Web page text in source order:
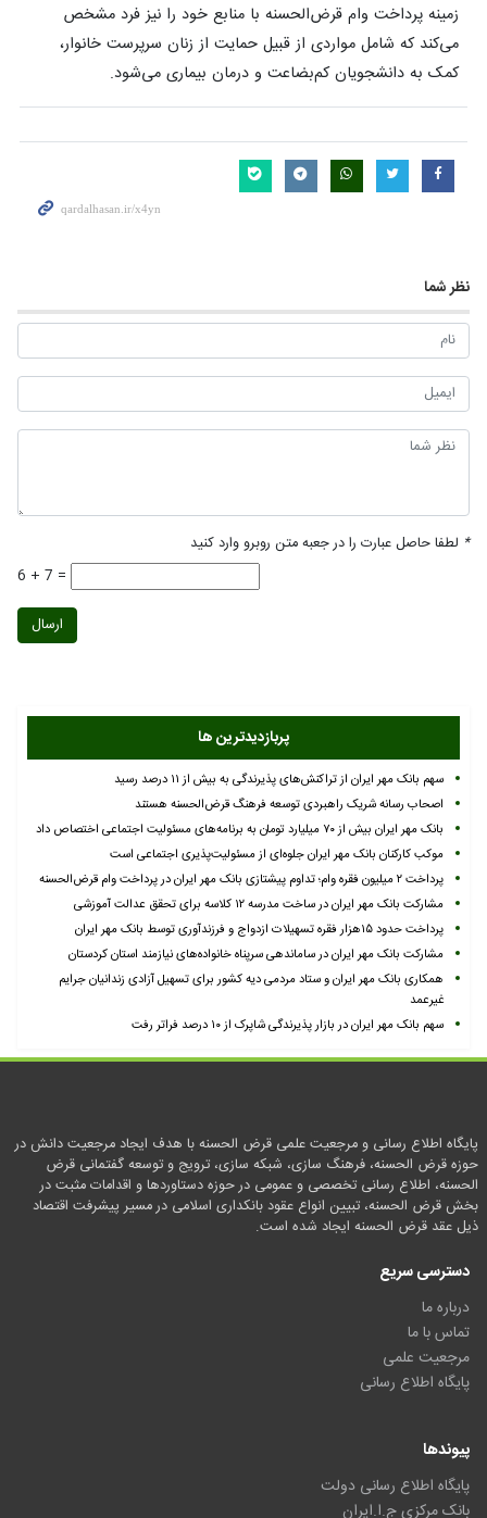
زمینه پرداخت وام قرض‌الحسنه با منابع خود را نیز فرد مشخص
می‌کند که شامل مواردی از قبیل حمایت از زنان سرپرست خانوار،
کمک به دانشجویان کم‌بضاعت و درمان بیماری می‌شود.
نظر شما
* لطفا حاصل عبارت را در جعبه متن روبرو وارد کنید
6 + 7 =
ارسال
پربازدیدترین ها
سهم بانک مهر ایران از تراکنش‌های پذیرندگی به بیش از ۱۱ درصد رسید
اصحاب رسانه شریک راهبردی توسعه فرهنگ قرض‌الحسنه هستند
بانک مهر ایران بیش از ۷۰ میلیارد تومان به برنامه‌های مسئولیت اجتماعی اختصاص داد
موکب کارکنان بانک مهر ایران جلوه‌ای از مسئولیت‌پذیری اجتماعی است
پرداخت ۲ میلیون فقره وام؛ تداوم پیشتازی بانک مهر ایران در پرداخت وام قرض‌الحسنه
مشارکت بانک مهر ایران در ساخت مدرسه ۱۲ کلاسه برای تحقق عدالت آموزشی
پرداخت حدود ۱۵هزار فقره تسهیلات ازدواج و فرزندآوری توسط بانک مهر ایران
مشارکت بانک مهر ایران در ساماندهی سرپناه خانواده‌های نیازمند استان کردستان
همکاری بانک مهر ایران و ستاد مردمی دیه کشور برای تسهیل آزادی زندانیان جرایم
غیرعمد
سهم بانک مهر ایران در بازار پذیرندگی شاپرک از ۱۰ درصد فراتر رفت
پایگاه اطلاع رسانی و مرجعیت علمی قرض الحسنه با هدف ایجاد مرجعیت دانش در
حوزه قرض الحسنه، فرهنگ سازی، شبکه سازی، ترویج و توسعه گفتمانی قرض
الحسنه، اطلاع رسانی تخصصی و عمومی در حوزه دستاوردها و اقدامات مثبت در
بخش قرض الحسنه، تبیین انواع عقود بانکداری اسلامی در مسیر پیشرفت اقتصاد
ذیل عقد قرض الحسنه ایجاد شده است.
دسترسی سریع
درباره ما
تماس با ما
مرجعیت علمی
پایگاه اطلاع رسانی
پیوندها
پایگاه اطلاع رسانی دولت
بانک مرکزی ج.ا.ایران